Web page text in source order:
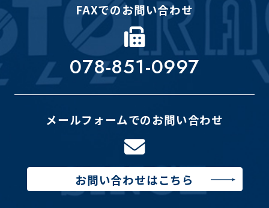
FAXでのお問い合わせ
078-851-0997
メールフォームでのお問い合わせ
お問い合わせはこちら